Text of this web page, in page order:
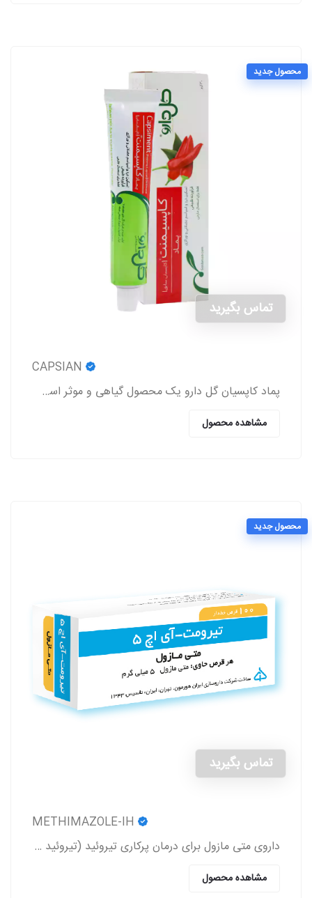
محصول جدید
تماس بگیرید
پماد کاپسیان گل دارو یک محصول گیاهی و موثر است که باعث برطرف شدن درد روماتیسم و نورالژی، رفع درد و اسپاسم‌های عضلانی، بهبود درد کمر و مشکلات این چنینی
مشاهده محصول
محصول جدید
تماس بگیرید
داروی متی مازول برای درمان پرکاری تیروئید (تیروئید بیش از حد فعال) (Hyperthyroidism) به کار می‌رود.
مشاهده محصول